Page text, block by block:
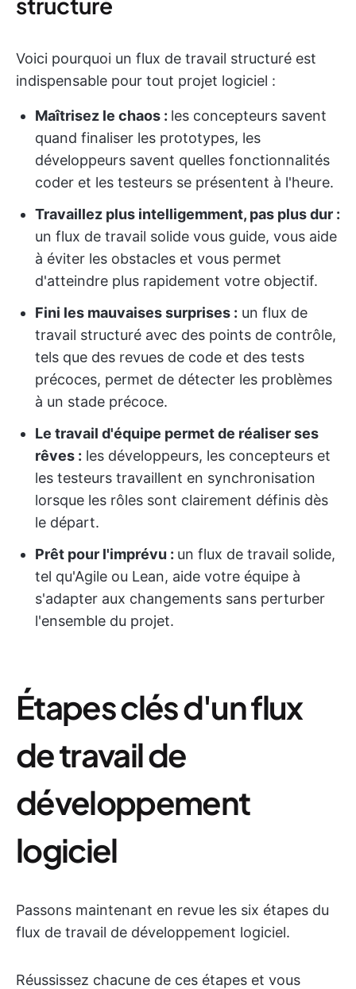
Voici pourquoi un flux de travail structuré est
indispensable pour tout projet logiciel :
Maîtrisez le chaos : les concepteurs savent
quand finaliser les prototypes, les
développeurs savent quelles fonctionnalités
coder et les testeurs se présentent à l'heure.
Travaillez plus intelligemment, pas plus dur :
un flux de travail solide vous guide, vous aide
à éviter les obstacles et vous permet
d'atteindre plus rapidement votre objectif.
Fini les mauvaises surprises : un flux de
travail structuré avec des points de contrôle,
tels que des revues de code et des tests
précoces, permet de détecter les problèmes
à un stade précoce.
Le travail d'équipe permet de réaliser ses
rêves : les développeurs, les concepteurs et
les testeurs travaillent en synchronisation
lorsque les rôles sont clairement définis dès
le départ.
Prêt pour l'imprévu : un flux de travail solide,
tel qu'Agile ou Lean, aide votre équipe à
s'adapter aux changements sans perturber
l'ensemble du projet.
Étapes clés d'un flux
de travail de
développement
logiciel
Passons maintenant en revue les six étapes du
flux de travail de développement logiciel.
Réussissez chacune de ces étapes et vous